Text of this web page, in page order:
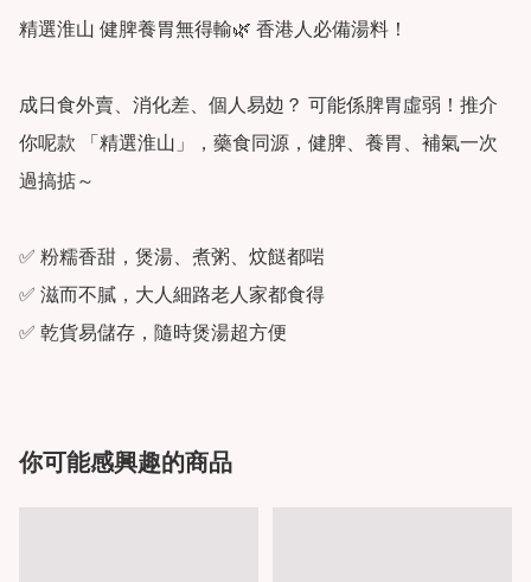
精選淮山 健脾養胃無得輸🌿 香港人必備湯料！
成日食外賣、消化差、個人易攰？ 可能係脾胃虛弱！推介
你呢款 「精選淮山」，藥食同源，健脾、養胃、補氣一次
過搞掂～
✅ 粉糯香甜，煲湯、煮粥、炆餸都啱
✅ 滋而不膩，大人細路老人家都食得
✅ 乾貨易儲存，隨時煲湯超方便
你可能感興趣的商品